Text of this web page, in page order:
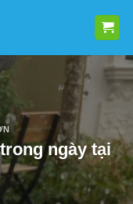
ngày tại